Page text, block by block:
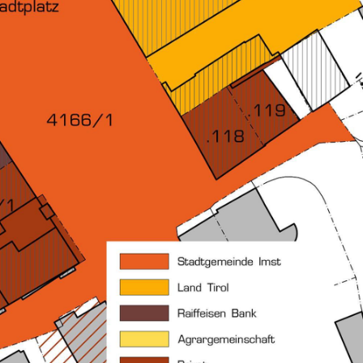
Services
News